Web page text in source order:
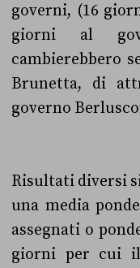
governi, (16
giorni al
cambierebbero
Brunetta, di
governo
Risultati diversi
una media
assegnati o
giorni per cui